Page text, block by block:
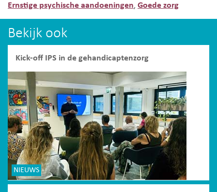
Ernstige psychische aandoeningen, Goede zorg
Bekijk ook
Kick-off IPS in de gehandicaptenzorg
NIEUWS